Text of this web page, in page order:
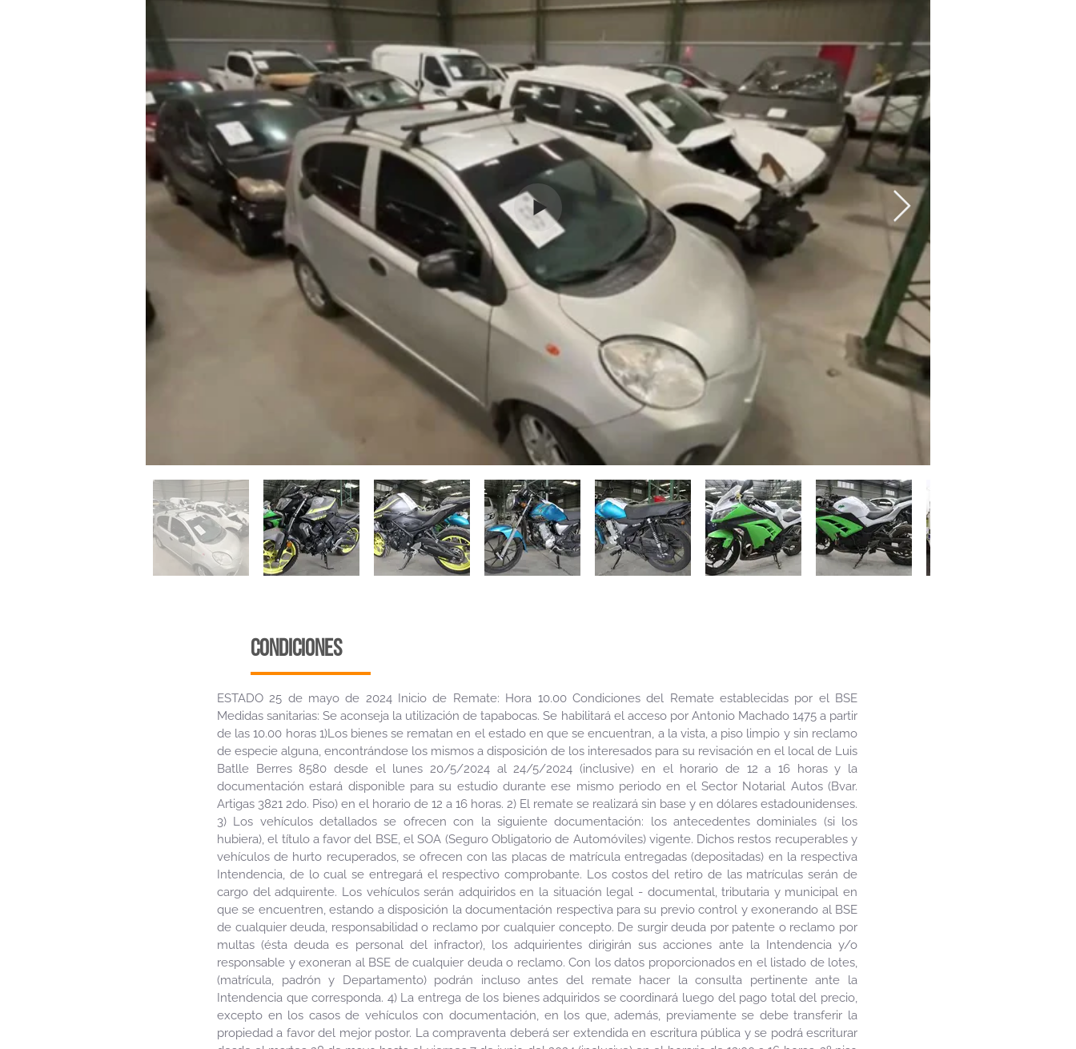
CONDICIONES
ESTADO 25 de mayo de 2024 Inicio de Remate: Hora 10.00 Condiciones del Remate establecidas por el BSE
Medidas sanitarias: Se aconseja la utilización de tapabocas. Se habilitará el acceso por Antonio Machado 1475 a partir
de las 10.00 horas 1)Los bienes se rematan en el estado en que se encuentran, a la vista, a piso limpio y sin reclamo
de especie alguna, encontrándose los mismos a disposición de los interesados para su revisación en el local de Luis
Batlle Berres 8580 desde el lunes 20/5/2024 al 24/5/2024 (inclusive) en el horario de 12 a 16 horas y la
documentación estará disponible para su estudio durante ese mismo periodo en el Sector Notarial Autos (Bvar.
Artigas 3821 2do. Piso) en el horario de 12 a 16 horas. 2) El remate se realizará sin base y en dólares estadounidenses.
3) Los vehículos detallados se ofrecen con la siguiente documentación: los antecedentes dominiales (si los
hubiera), el título a favor del BSE, el SOA (Seguro Obligatorio de Automóviles) vigente. Dichos restos recuperables y
vehículos de hurto recuperados, se ofrecen con las placas de matrícula entregadas (depositadas) en la respectiva
Intendencia, de lo cual se entregará el respectivo comprobante. Los costos del retiro de las matrículas serán de
cargo del adquirente. Los vehículos serán adquiridos en la situación legal - documental, tributaria y municipal en
que se encuentren, estando a disposición la documentación respectiva para su previo control y exonerando al BSE
de cualquier deuda, responsabilidad o reclamo por cualquier concepto. De surgir deuda por patente o reclamo por
multas (ésta deuda es personal del infractor), los adquirientes dirigirán sus acciones ante la Intendencia y/o
responsable y exoneran al BSE de cualquier deuda o reclamo. Con los datos proporcionados en el listado de lotes,
(matrícula, padrón y Departamento) podrán incluso antes del remate hacer la consulta pertinente ante la
Intendencia que corresponda. 4) La entrega de los bienes adquiridos se coordinará luego del pago total del precio,
excepto en los casos de vehículos con documentación, en los que, además, previamente se debe transferir la
propiedad a favor del mejor postor. La compraventa deberá ser extendida en escritura pública y se podrá escriturar